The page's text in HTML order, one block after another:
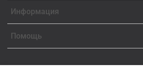
Информация
Помощь